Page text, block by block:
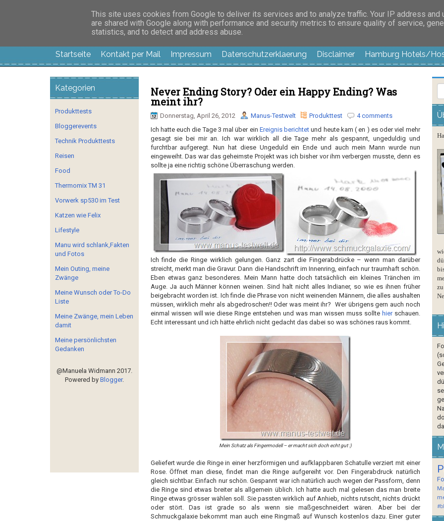
Manus Testwelt, alles außer langweilig
Startseite Kontakt per Mail Impressum Datenschutzerklaerung Disclaimer Hamburg Hotels/
Never Ending Story? Oder ein Happy Ending? Was
meint ihr?
Donnerstag, April 26, 2012 Manus-Testwelt Produkttest
4 comments
Ich hatte euch die Tage 3 mal über ein Ereignis berichtet und heute kam ( en ) es oder viel mehr
gesagt sie bei mir an. Ich war wirklich all die Tage mehr als gespannt, ungeduldig und
furchtbar aufgeregt. Nun hat diese Ungeduld ein Ende und auch mein Mann wurde nun
eingeweiht. Das war das geheimste Projekt was ich bisher vor ihm verbergen musste, denn es
sollte ja eine richtig schöne Überraschung werden.
Ich finde die Ringe wirklich gelungen. Ganz zart die Fingerabdrücke – wenn man darüber
streicht, merkt man die Gravur. Dann die Handschrift im Innenring, einfach nur traumhaft schön.
Eben etwas ganz besonderes. Mein Mann hatte doch tatsächlich ein kleines Tränchen im
Auge. Ja auch Männer können weinen. Sind halt nicht alles Indianer, so wie es ihnen früher
beigebracht worden ist. Ich finde die Phrase von nicht weinenden Männern, die alles aushalten
müssen, wirklich mehr als abgedroschen!! Oder was meint ihr? Wer übrigens gern auch noch
einmal wissen will wie diese Ringe entstehen und was man wissen muss sollte hierschauen.
Echt interessant und ich hätte ehrlich nicht gedacht das dabei so was schönes raus kommt.
Mein Schatz als Fingermodell – er macht sich doch echt gut :)
Geliefert wurde die Ringe in einer herzförmigen und aufklappbaren Schatulle verziert mit einer
Rose. Öffnet man diese, findet man die Ringe aufgereiht vor. Den Fingerabdruck natürlich
gleich sichtbar. Einfach nur schön. Gespannt war ich natürlich auch wegen der Passform, denn
die Ringe sind etwas breiter als allgemein üblich. Ich hatte auch mal gelesen das man breite
Ringe etwas grösser wählen soll. Sie passten wirklich auf Anhieb, nichts rutscht, nichts drückt
oder stört. Das ist grade so als wenn sie maßgeschneidert wären. Aber bei der
Schmuckgalaxie bekommt man auch eine Ringmaß auf Wunsch kostenlos dazu. Einer guter
Kategorien
Produkttests
Bloggerevents
Technik Produkttests
Reisen
Food
Thermomix TM 31
Vorwerk sp530 im Test
Katzen wie Felix
Lifestyle
Manu wird schlank,Fakten
und Fotos
Mein Outing, meine
Zwänge
Meine Wunsch oder To-Do
Liste
Meine Zwänge, mein Leben
damit
Meine persönlichsten
Gedanken
@Manuela Widmann 2017.
Powered by Blogger.
This site uses cookies from Google to deliver its services and to analyze traffic. Your IP address and
are shared with Google along with performance and security metrics to ensure quality of service,
statistics, and to detect and address abuse.